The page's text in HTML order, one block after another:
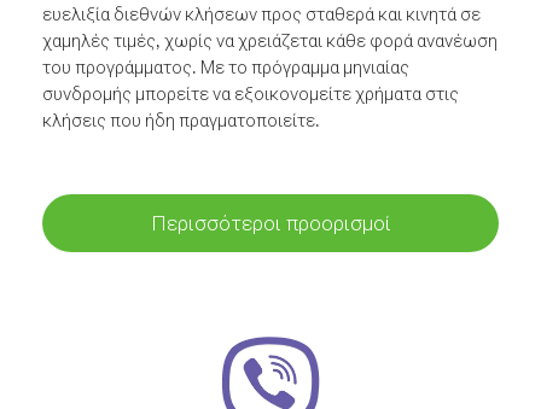
ευελιξία διεθνών κλήσεων προς σταθερά και κινητά σε
χαμηλές τιμές, χωρίς να χρειάζεται κάθε φορά ανανέωση
του προγράμματος. Με το πρόγραμμα μηνιαίας
συνδρομής μπορείτε να εξοικονομείτε χρήματα στις
κλήσεις που ήδη πραγματοποιείτε.
Περισσότεροι προορισμοί